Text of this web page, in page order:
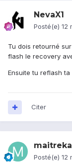
NevaX1
Posté(e) 12
Tu dois retourné
flash le recovery
Ensuite tu reflash ta
Citer
Posté(e) 12